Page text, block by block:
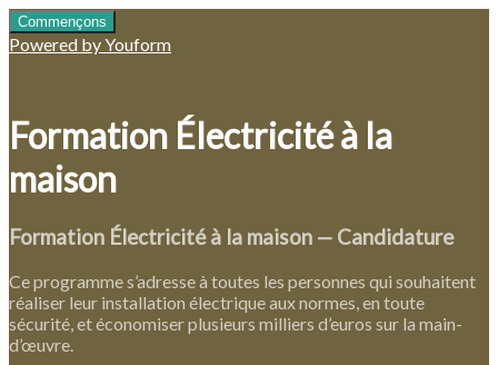
Commençons
Powered by Youform
Formation Électricité à la
maison
Formation Électricité à la maison — Candidature
Ce programme s’adresse à toutes les personnes qui souhaitent
réaliser leur installation électrique aux normes, en toute
sécurité, et économiser plusieurs milliers d’euros sur la main-
d’œuvre.